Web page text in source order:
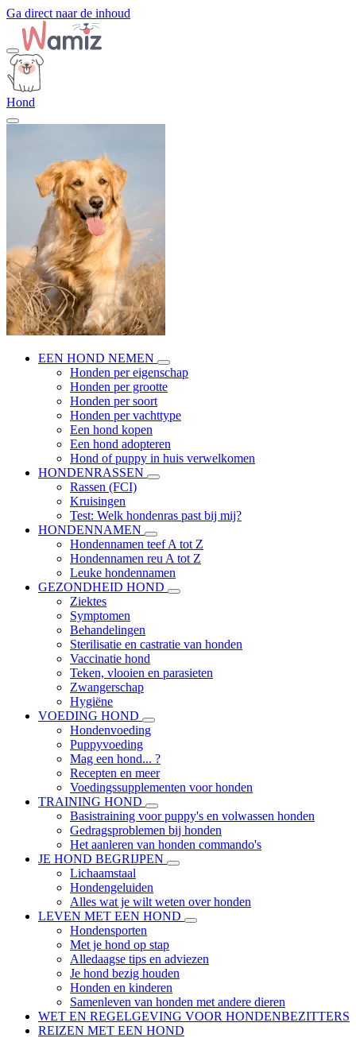
Ga direct naar de inhoud
Hond
EEN HOND NEMEN
Honden per eigenschap
Honden per grootte
Honden per soort
Honden per vachttype
Een hond kopen
Een hond adopteren
Hond of puppy in huis verwelkomen
HONDENRASSEN
Rassen (FCI)
Kruisingen
Test: Welk hondenras past bij mij?
HONDENNAMEN
Hondennamen teef A tot Z
Hondennamen reu A tot Z
Leuke hondennamen
GEZONDHEID HOND
Ziektes
Symptomen
Behandelingen
Sterilisatie en castratie van honden
Vaccinatie hond
Teken, vlooien en parasieten
Zwangerschap
Hygiëne
VOEDING HOND
Hondenvoeding
Puppyvoeding
Mag een hond... ?
Recepten en meer
Voedingssupplementen voor honden
TRAINING HOND
Basistraining voor puppy's en volwassen honden
Gedragsproblemen bij honden
Het aanleren van honden commando's
JE HOND BEGRIJPEN
Lichaamstaal
Hondengeluiden
Alles wat je wilt weten over honden
LEVEN MET EEN HOND
Hondensporten
Met je hond op stap
Alledaagse tips en adviezen
Je hond bezig houden
Honden en kinderen
Samenleven van honden met andere dieren
WET EN REGELGEVING VOOR HONDENBEZITTERS
REIZEN MET EEN HOND